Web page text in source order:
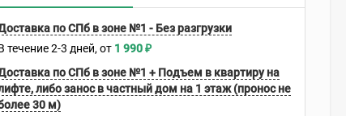
по СПб в зоне №1 - Без разгрузки
течение 2-3 дней 1 990₽
по СПб в зоне №1 + Подъем в квартиру на
либо занос в частный дом на 1 этаж (пронос не
30 м)